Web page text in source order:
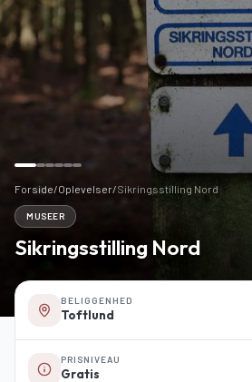
Forside/Oplevelser/Sikringsstilling Nord
MUSEER
Sikringsstilling Nord
BELIGGENHED
Toftlund
PRISNIVEAU
Gratis